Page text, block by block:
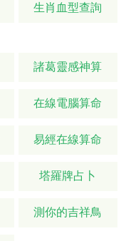
生肖血型查詢
諸葛靈感神算
在線電腦算命
易經在線算命
塔羅牌占卜
測你的吉祥鳥